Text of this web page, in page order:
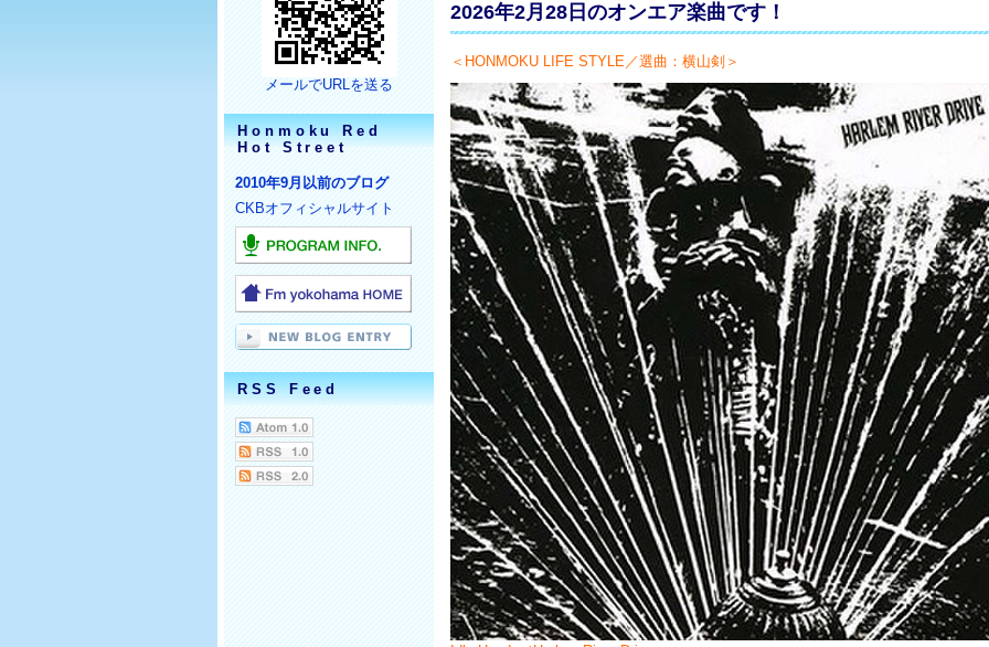
メールでURLを送る
Honmoku Red
Hot Street
2010年9月以前のブログ
CKBオフィシャルサイト
RSS Feed
2026年2月28日のオンエア楽曲です！
＜HONMOKU LIFE STYLE／選曲：横山剣＞